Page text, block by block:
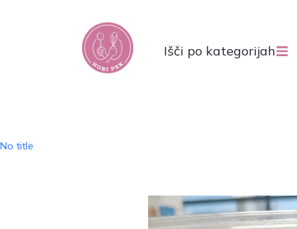
Išči po kategorijah
No title